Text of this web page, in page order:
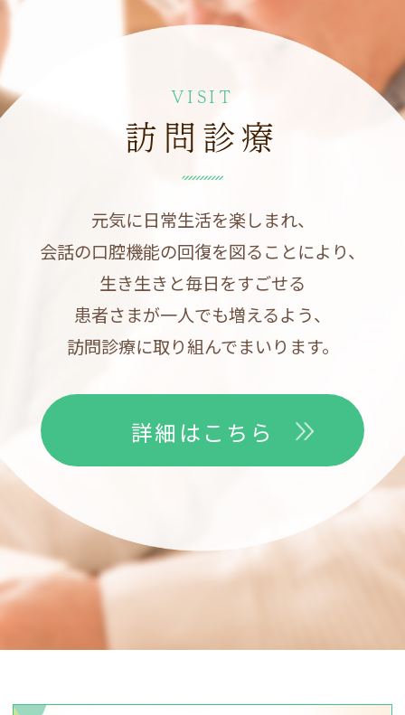
VISIT
訪問診療
元気に日常生活を楽しまれ、
会話の口腔機能の回復を図ることにより、
生き生きと毎日をすごせる
患者さまが一人でも増えるよう、
訪問診療に取り組んでまいります。
詳細はこちら